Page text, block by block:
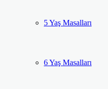
5 Yaş Masalları
6 Yaş Masalları